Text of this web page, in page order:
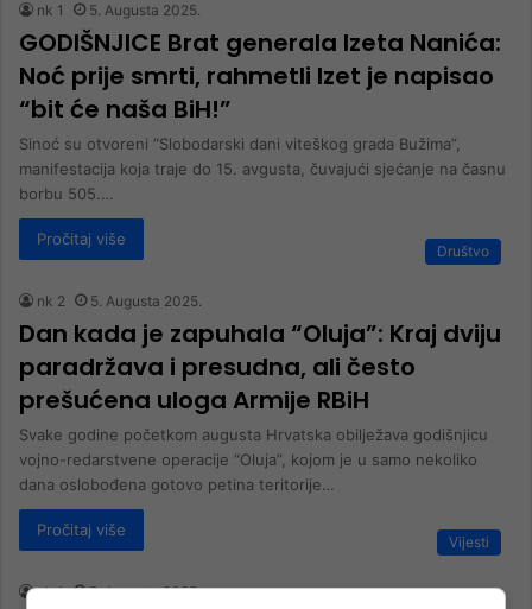
nk 1 5. Augusta 2025.
GODIŠNJICE Brat generala Izeta Nanića:
Noć prije smrti, rahmetli Izet je napisao
“bit će naša BiH!”
Sinoć su otvoreni “Slobodarski dani viteškog grada Bužima”,
manifestacija koja traje do 15. avgusta, čuvajući sjećanje na časnu
borbu 505.…
Pročitaj više
Društvo
nk 2 5. Augusta 2025.
Dan kada je zapuhala “Oluja”: Kraj dviju
paradržava i presudna, ali često
prešućena uloga Armije RBiH
Svake godine početkom augusta Hrvatska obilježava godišnjicu
vojno-redarstvene operacije “Oluja”, kojom je u samo nekoliko
dana oslobođena gotovo petina teritorije…
Pročitaj više
Vijesti
nk 1 5. Augusta 2025.